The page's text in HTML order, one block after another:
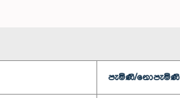
පැමිණි/නොපැමිණි